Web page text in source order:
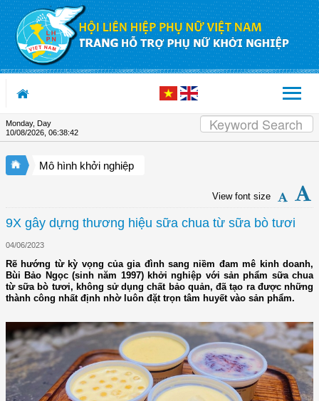
Skip to Content
Monday, Day
10/08/2026 06:38:43
Mô hình khởi nghiệp
View font size
9X gây dựng thương hiệu sữa chua từ sữa bò tươi
04/06/2023
Rẽ hướng từ kỳ vọng của gia đình sang niềm đam mê kinh doanh,
Bùi Bảo Ngọc (sinh năm 1997) khởi nghiệp với sản phẩm sữa chua
từ sữa bò tươi, không sử dụng chất bảo quản, đã tạo ra được những
thành công nhất định nhờ luôn đặt trọn tâm huyết vào sản phẩm.